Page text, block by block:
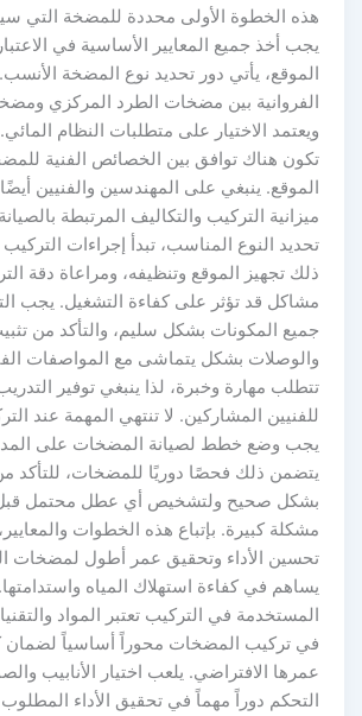
هذه الخطوة الأولى محددة للمضخة التي
يجب أخذ جميع المعايير الأساسية في
الموقع، يأتي دور تحديد نوع المضخة
الفروانية بين مضخات الطرد المركزي
ويعتمد الاختيار على متطلبات النظام
تكون هناك توافق بين الخصائص الفنية
الموقع. ينبغي على المهندسين والفنيين
ميزانية التركيب والتكاليف المرتبطة
تحديد النوع المناسب، تبدأ إجراءات
ذلك تجهيز الموقع وتنظيفه، ومراعاة دقة
مشاكل قد تؤثر على كفاءة التشغيل. يجب
جميع المكونات بشكل سليم، والتأكد من
والوصلات بشكل يتماشى مع المواصفات
تتطلب مهارة وخبرة، لذا ينبغي توفير
للفنيين المشاركين. لا تنتهي المهمة عند
يجب وضع خطط لصيانة المضخات على
يتضمن ذلك فحصًا دوريًا للمضخات، للتأكد
بشكل صحيح ولتشخيص أي عطل محتمل
مشكلة كبيرة. بإتباع هذه الخطوات
تحسين الأداء وتحقيق عمر أطول لمضخات
يساهم في كفاءة استهلاك المياه واستدامتها.
المستخدمة في التركيب تعتبر المواد
في تركيب المضخات محوراً أساسياً لضمان
عمرها الافتراضي. يلعب اختيار الأنابيب
التحكم دوراً مهماً في تحقيق الأداء